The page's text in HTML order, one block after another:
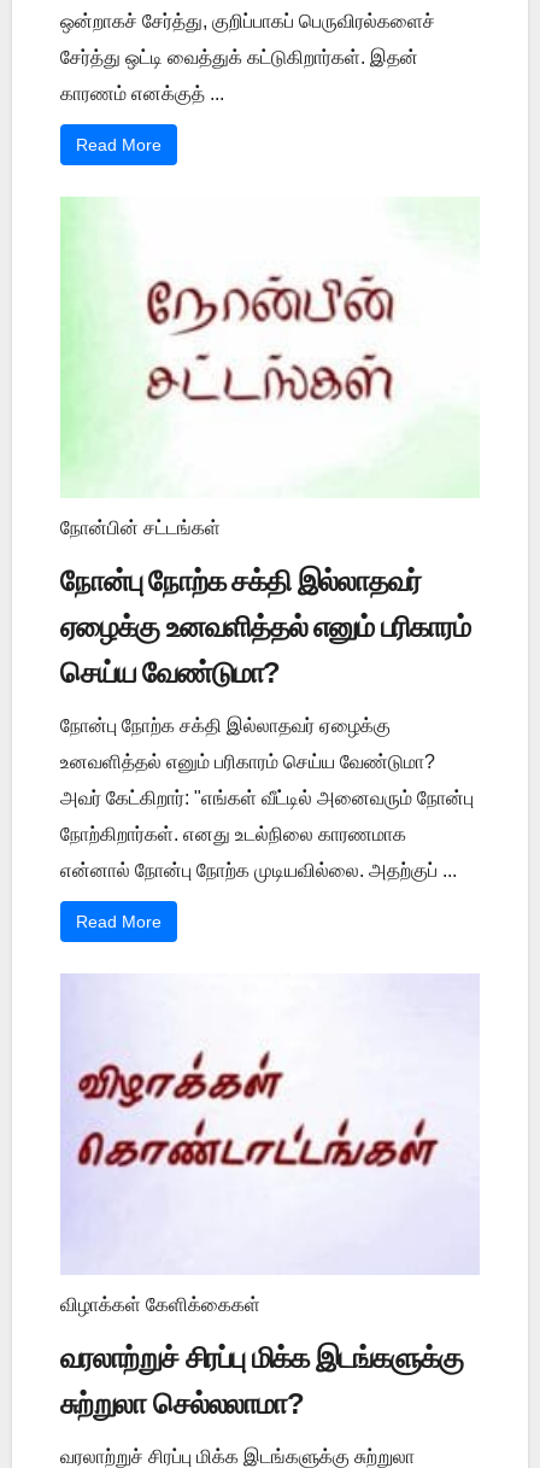
ஒன்றாகச் சேர்த்து, குறிப்பாகப் பெருவிரல்களைச்
சேர்த்து ஒட்டி வைத்துக் கட்டுகிறார்கள். இதன்
காரணம் எனக்குத் ...
Read More
நோன்பின் சட்டங்கள்
நோன்பு நோற்க சக்தி இல்லாதவர்
ஏழைக்கு உனவளித்தல் எனும் பரிகாரம்
செய்ய வேண்டுமா?
நோன்பு நோற்க சக்தி இல்லாதவர் ஏழைக்கு
உனவளித்தல் எனும் பரிகாரம் செய்ய வேண்டுமா?
அவர் கேட்கிறார்: "எங்கள் வீட்டில் அனைவரும் நோன்பு
நோற்கிறார்கள். எனது உடல்நிலை காரணமாக
என்னால் நோன்பு நோற்க முடியவில்லை. அதற்குப் ...
Read More
விழாக்கள் கேளிக்கைகள்
வரலாற்றுச் சிரப்பு மிக்க இடங்களுக்கு
சுற்றுலா செல்லலாமா?
வரலாற்றுச் சிரப்பு மிக்க இடங்களுக்கு சுற்றுலா